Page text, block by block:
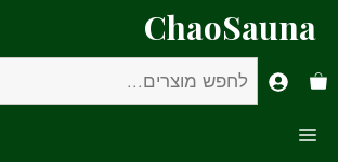
לתוכןChaoSauna
Menu
חיפוש